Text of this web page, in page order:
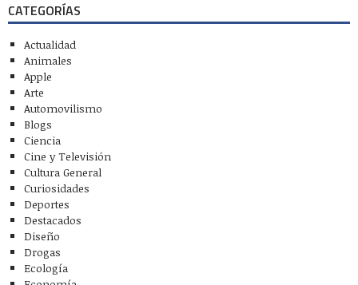
CATEGORÍAS
Actualidad
Animales
Apple
Arte
Automovilismo
Blogs
Ciencia
Cine y Televisión
Cultura General
Curiosidades
Deportes
Destacados
Diseño
Drogas
Ecología